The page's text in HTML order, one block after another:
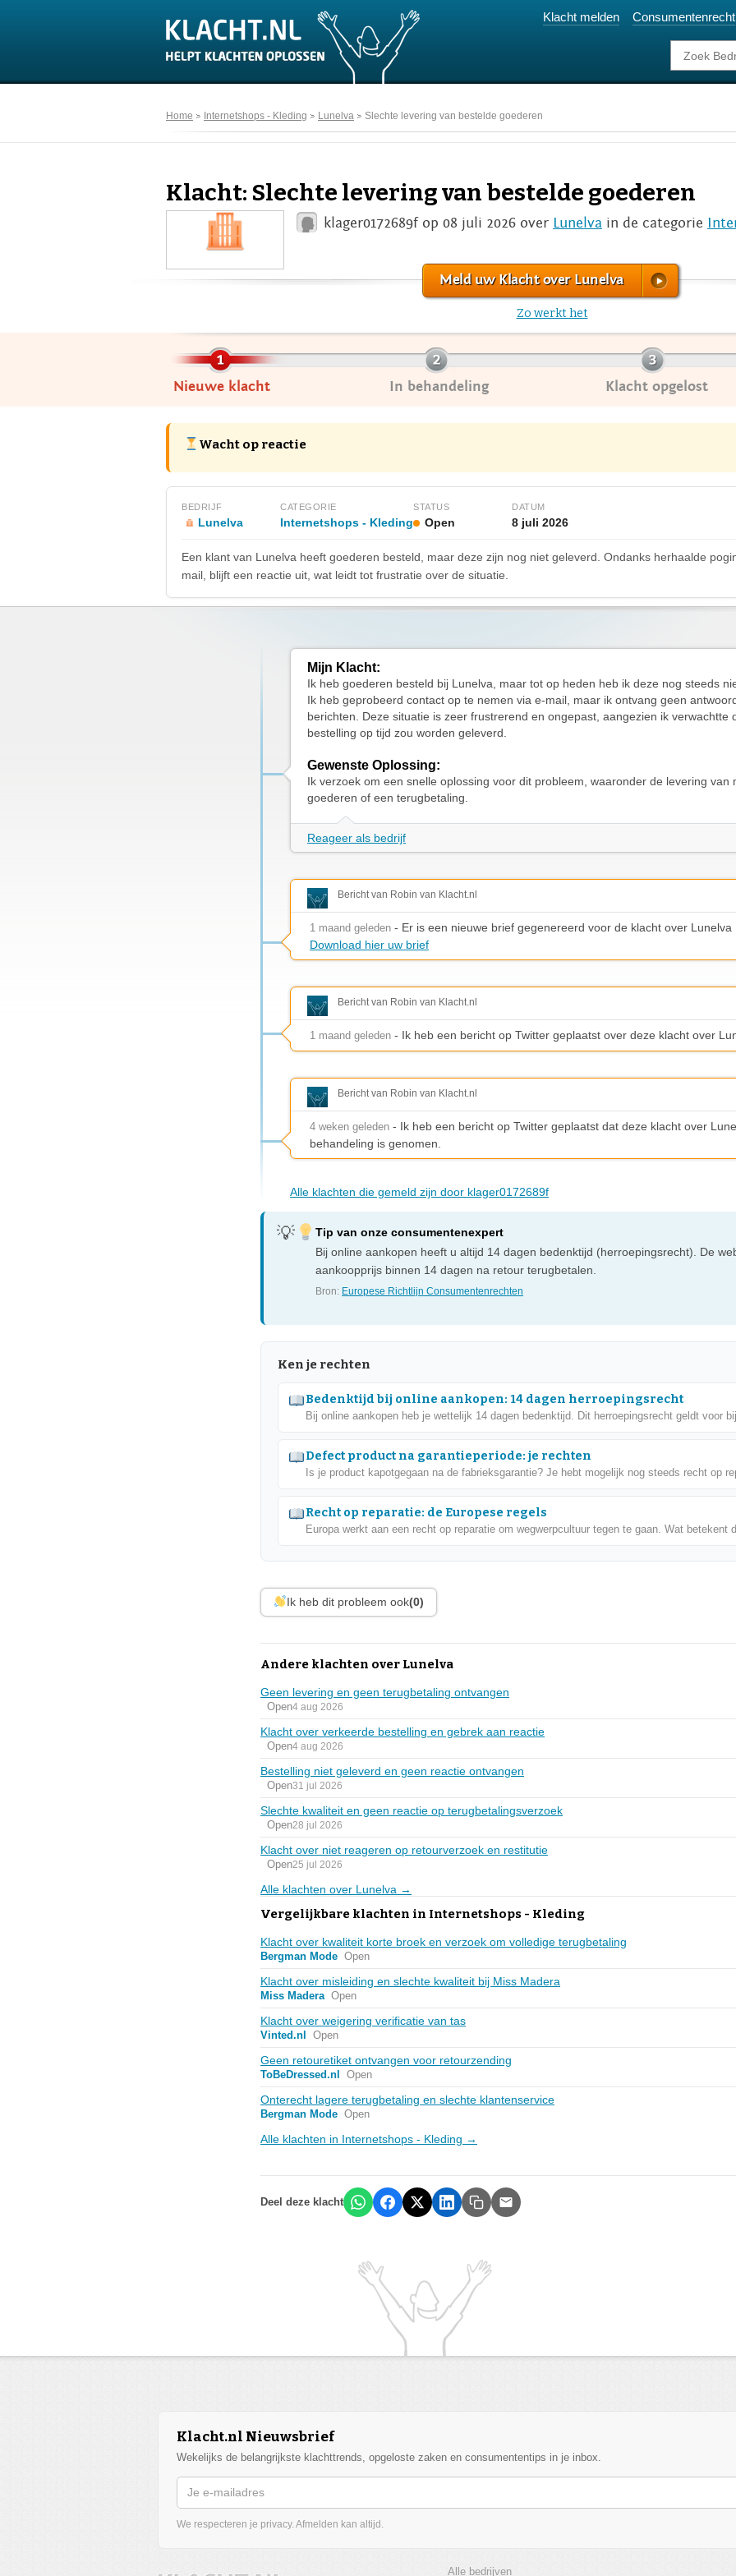
Klacht melden Consumentenrecht
Home Internetshops - Kleding Lunelva Slechte levering van bestelde goederen
Klacht: Slechte levering van bestelde goederen
klager0172689f op 08 juli 2026 over Lunelva in de categorie
Meld uw Klacht over Lunelva
Zo werkt het
Nieuwe klacht In behandeling Klacht opgelost
Wacht op reactie
BEDRIJF
Lunelva
CATEGORIE
Internetshops - Kleding
STATUS
Open
DATUM
8 juli 2026
Een klant van Lunelva heeft goederen besteld, maar deze zijn nog niet geleverd. Ondanks herhaalde
mail, blijft een reactie uit, wat leidt tot frustratie over de situatie.
Mijn Klacht:
Ik heb goederen besteld bij Lunelva, maar tot op heden heb ik deze nog steeds
Ik heb geprobeerd contact op te nemen via e-mail, maar ik ontvang geen
berichten. Deze situatie is zeer frustrerend en ongepast, aangezien ik verwachtte
bestelling op tijd zou worden geleverd.
Gewenste Oplossing:
Ik verzoek om een snelle oplossing voor dit probleem, waaronder de levering van
goederen of een terugbetaling.
Reageer als bedrijf
Bericht van Robin van Klacht.nl
1 maand geleden - Er is een nieuwe brief gegenereerd voor de klacht over Lunelva
Download hier uw brief
Bericht van Robin van Klacht.nl
1 maand geleden - Ik heb een bericht op Twitter geplaatst over deze klacht over
Bericht van Robin van Klacht.nl
4 weken geleden - Ik heb een bericht op Twitter geplaatst dat deze klacht over
behandeling is genomen.
Alle klachten die gemeld zijn door klager0172689f
Tip van onze consumentenexpert
Bij online aankopen heeft u altijd 14 dagen bedenktijd (herroepingsrecht). De
aankoopprijs binnen 14 dagen na retour terugbetalen.
Bron: Europese Richtlijn Consumentenrechten
Ken je rechten
Bedenktijd bij online aankopen: 14 dagen herroepingsrecht
Bij online aankopen heb je wettelijk 14 dagen bedenktijd. Dit herroepingsrecht geldt voor
Defect product na garantieperiode: je rechten
Is je product kapotgegaan na de fabrieksgarantie? Je hebt mogelijk nog steeds recht op
Recht op reparatie: de Europese regels
Europa werkt aan een recht op reparatie om wegwerpcultuur tegen te gaan. Wat betekent
Ik heb dit probleem ook(0)
Andere klachten over Lunelva
Geen levering en geen terugbetaling ontvangen
Open4 aug 2026
Klacht over verkeerde bestelling en gebrek aan reactie
Open4 aug 2026
Bestelling niet geleverd en geen reactie ontvangen
Open31 jul 2026
Slechte kwaliteit en geen reactie op terugbetalingsverzoek
Open28 jul 2026
Klacht over niet reageren op retourverzoek en restitutie
Open25 jul 2026
Alle klachten over Lunelva →
Vergelijkbare klachten in Internetshops - Kleding
Klacht over kwaliteit korte broek en verzoek om volledige terugbetaling
Bergman Mode Open
Klacht over misleiding en slechte kwaliteit bij Miss Madera
Miss Madera Open
Klacht over weigering verificatie van tas
Vinted.nl Open
Geen retouretiket ontvangen voor retourzending
ToBeDressed.nl Open
Onterecht lagere terugbetaling en slechte klantenservice
Bergman Mode Open
Alle klachten in Internetshops - Kleding →
Deel deze klacht
Klacht.nl Nieuwsbrief
Wekelijks de belangrijkste klachttrends, opgeloste zaken en consumententips in je inbox.
We respecteren je privacy. Afmelden kan altijd.
Alle bedrijven